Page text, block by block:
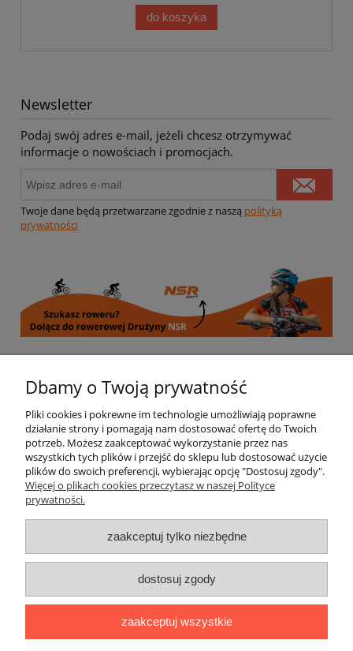
do koszyka
Newsletter
Podaj swój adres e-mail, jeżeli chcesz otrzymywać
informacje o nowościach i promocjach.
Twoje dane będą przetwarzane zgodnie z naszą polityką
prywatności
Informacje
Moje konto
Płatności i dostawa
Kontakt
Społeczność
Saturna 37, 67-200 Głogów |sklep@nsrsport.pl
NIP: 6921137889 | REGON: 390919005
Dbamy o Twoją prywatność
Pliki cookies i pokrewne im technologie umożliwiają poprawne
działanie strony i pomagają nam dostosować ofertę do Twoich
potrzeb. Możesz zaakceptować wykorzystanie przez nas
wszystkich tych plików i przejść do sklepu lub dostosować użycie
plików do swoich preferencji, wybierając opcję "Dostosuj zgody".
Więcej o plikach cookies przeczytasz w naszej Polityce
prywatności.
zaakceptuj tylko niezbędne
dostosuj zgody
zaakceptuj wszystkie